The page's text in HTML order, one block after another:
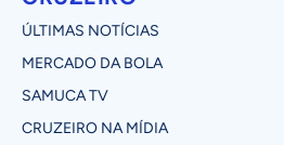
ÚLTIMAS NOTÍCIAS
MERCADO DA BOLA
SAMUCA TV
CRUZEIRO NA MÍDIA